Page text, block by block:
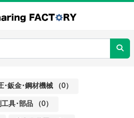
･鈑金･鋼材機械 （0）
具･部品 （0）